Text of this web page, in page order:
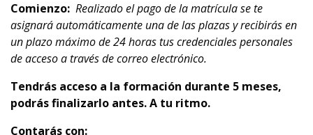
Comienzo: Realizado el pago de la matrícula se te
asignará automáticamente una de las plazas y recibirás en
un plazo máximo de 24 horas tus credenciales personales
de acceso a través de correo electrónico.
Tendrás acceso a la formación durante 5 meses,
podrás finalizarlo antes. A tu ritmo.
Contarás con: